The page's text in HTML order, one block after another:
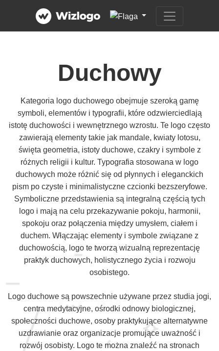
Duchowy
Kategoria logo duchowego obejmuje szeroką gamę
symboli, elementów i typografii, które odzwierciedlają
istotę duchowości i wewnętrznego wzrostu. Te logo często
zawierają elementy takie jak mandale, kwiaty lotosu,
święta geometria, istoty duchowe, czakry i symbole z
różnych religii i kultur. Typografia stosowana w logo
duchowych może różnić się od płynnych i eleganckich
pism po czyste i minimalistyczne czcionki bezszeryfowe.
Symboliczne przedstawienia są integralną częścią tych
logo i mają na celu przekazywanie pokoju, harmonii,
spokoju oraz połączenia między umysłem, ciałem i
duchem. Włączając elementy i symbole związane z
duchowością, logo te tworzą wizualną reprezentację
praktyk duchowych, holistycznego życia i rozwoju
osobistego.
Logo duchowe są powszechnie używane przez studia jogi,
centra medytacyjne, ośrodki odnowy biologicznej,
społeczności duchowe, osoby praktykujące alternatywne
uzdrawianie oraz organizacje promujące uważność i
rozwój osobisty. Logo te można znaleźć na stronach